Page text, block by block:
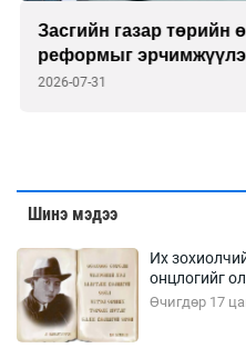
Засгийн газар төрийн
реформыг
Templeton”-той
2026-07-31
Шинэ мэдээ
Их
онцлогийг
Өчигдөр 17